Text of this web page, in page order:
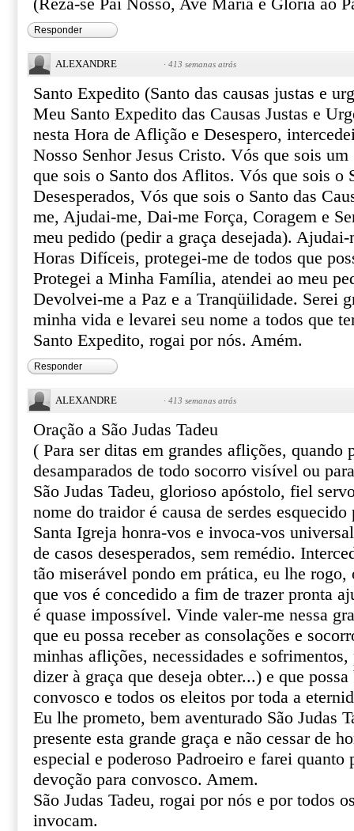
(Reza-se Pai Nosso, Ave Maria e Glória ao
Responder
ALEXANDRE · 413 semanas atrás
Santo Expedito (Santo das causas justas e
Meu Santo Expedito das Causas Justas e
nesta Hora de Aflição e Desespero,
Nosso Senhor Jesus Cristo. Vós que sois
que sois o Santo dos Aflitos. Vós que sois o
Desesperados, Vós que sois o Santo das
me, Ajudai-me, Dai-me Força, Coragem e
meu pedido (pedir a graça desejada). Ajudai-
Horas Difíceis, protegei-me de todos que
Protegei a Minha Família, atendei ao meu
Devolvei-me a Paz e a Tranqüilidade. Serei
minha vida e levarei seu nome a todos que
Santo Expedito, rogai por nós. Amém.
Responder
ALEXANDRE · 413 semanas atrás
Oração a São Judas Tadeu
( Para ser ditas em grandes aflições, quando
desamparados de todo socorro visível ou
São Judas Tadeu, glorioso apóstolo, fiel
nome do traidor é causa de serdes
Santa Igreja honra-vos e invoca-vos
de casos desesperados, sem remédio.
tão miserável pondo em prática, eu lhe
que vos é concedido a fim de trazer pronta
é quase impossível. Vinde valer-me nessa
que eu possa receber as consolações e
minhas aflições, necessidades e
dizer à graça que deseja obter...) e que
convosco e todos os eleitos por toda a
Eu lhe prometo, bem aventurado São Judas
presente esta grande graça e não cessar de
especial e poderoso Padroeiro e farei quanto
devoção para convosco. Amem.
São Judas Tadeu, rogai por nós e por todos
invocam.